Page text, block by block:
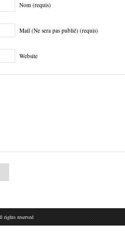
Nom (requis)
Mail (Ne sera pas publié) (requis)
Website
rights reserved